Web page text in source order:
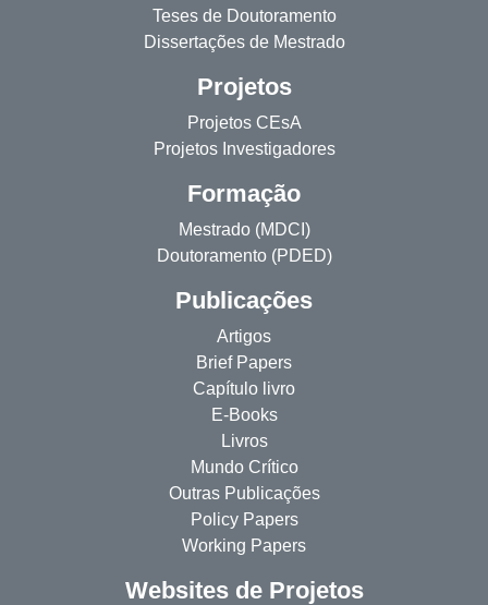
Teses de Doutoramento
Dissertações de Mestrado
Projetos
Projetos CEsA
Projetos Investigadores
Formação
Mestrado (MDCI)
Doutoramento (PDED)
Publicações
Artigos
Brief Papers
Capítulo livro
E-Books
Livros
Mundo Crítico
Outras Publicações
Policy Papers
Working Papers
Websites de Projetos